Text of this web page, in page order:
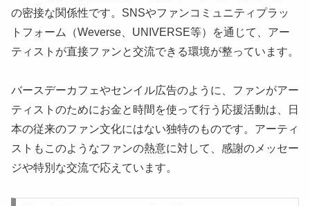
の密接な関係性です。SNSやファンコミュニティプラッ
トフォーム（Weverse、UNIVERSE等）を通じて、アー
ティストが直接ファンと交流できる環境が整っています。
バースデーカフェやセンイル広告のように、ファンがアー
ティストのためにお金と時間を使って行う応援活動は、日
本の従来のファン文化にはない独特のものです。アーティ
ストもこのようなファンの熱意に対して、感謝のメッセー
ジや特別な交流で応えています。